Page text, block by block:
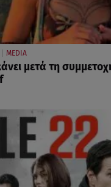
MEDIA
μετά τη